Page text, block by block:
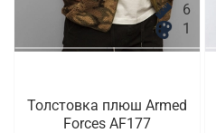
6
1
Толстовка плюш Armed
Forces AF177